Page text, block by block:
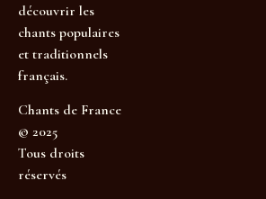
découvrir les
chants populaires
et traditionnels
français.
Chants de France
© 2025
Tous droits
réservés